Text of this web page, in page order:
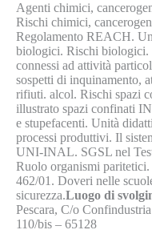
Agenti chimici,
Rischi chimici,
Regolamento REACH.
biologici. Rischi biologici.
connessi ad attività
sospetti di inquinamento,
rifiuti. alcol. Rischi spazi
illustrato spazi confinati
e stupefacenti. Unità
processi produttivi. Il
UNI-INAL. SGSL nel
Ruolo organismi
462/01. Doveri nelle
sicurezza.Luogo di
Pescara, C/o
110/bis – 65128